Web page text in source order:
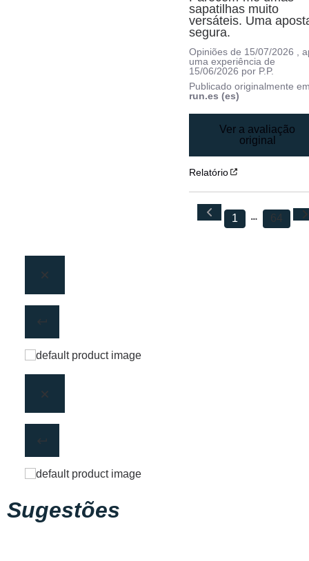
sapatilhas muito
versáteis. Uma
segura.
Opiniões de 15/07/2026 ,
uma experiência de
15/06/2026 por P.P.
Publicado originalmente
run.es (es)
Ver a avaliação
original
Relatório
1 64
Sugestões